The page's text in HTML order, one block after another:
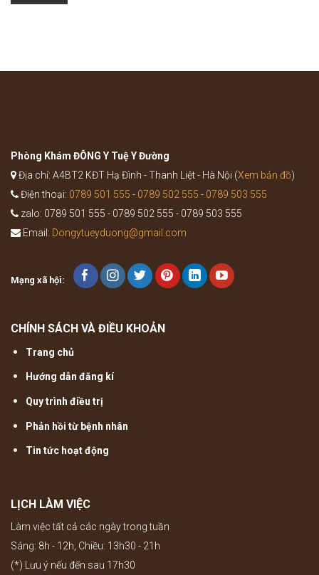
nào?
Phòng Khám ĐÔNG Y Tuệ Y Đường
Địa chỉ: A4BT2 KĐT Hạ Đình - Thanh Liệt - Hà Nội (Xem bản đồ)
Điện thoại: 0789 501 555 - 0789 502 555 - 0789 503 555
zalo: 0789 501 555 - 0789 502 555 - 0789 503 555
Email: Dongytueyduong@gmail.com
Mạng xã hội:
CHÍNH SÁCH VÀ ĐIỀU KHOẢN
Trang chủ
Hướng dẫn đăng kí
Quy trình điều trị
Phản hồi từ bệnh nhân
Tin tức hoạt động
LỊCH LÀM VIỆC
Làm việc tất cả các ngày trong tuần
Sáng: 8h - 12h, Chiều: 13h30 - 21h
(*) Lưu ý nếu đến sau 17h30